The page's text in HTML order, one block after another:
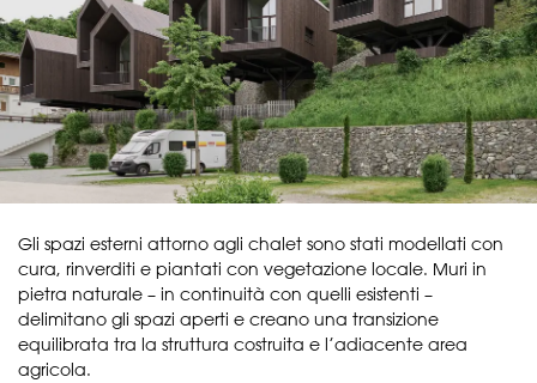
Gli spazi esterni attorno agli chalet sono stati modellati con
cura, rinverditi e piantati con vegetazione locale. Muri in
pietra naturale – in continuità con quelli esistenti –
delimitano gli spazi aperti e creano una transizione
equilibrata tra la struttura costruita e l’adiacente area
agricola.